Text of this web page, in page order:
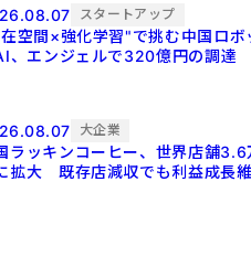
スタートアップ
空間×強化学習"で挑む中国ロボ
、エンジェルで320億円の調達
大企業
ラッキンコーヒー、世界店舗3.6
拡大 既存店減収でも利益成長